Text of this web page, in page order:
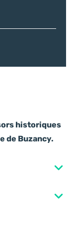
historiques
de Buzancy.